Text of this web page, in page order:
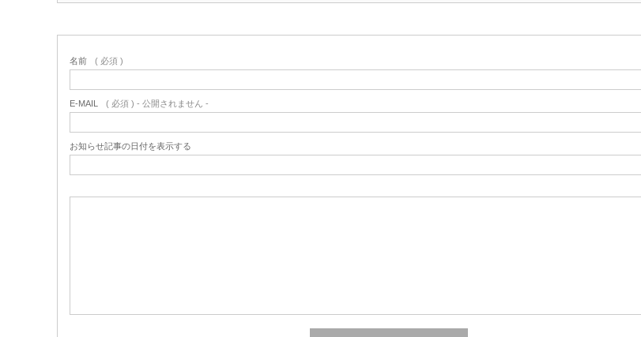
名前 ( 必須 )
E-MAIL ( 必須 ) - 公開されません -
お知らせ記事の日付を表示する